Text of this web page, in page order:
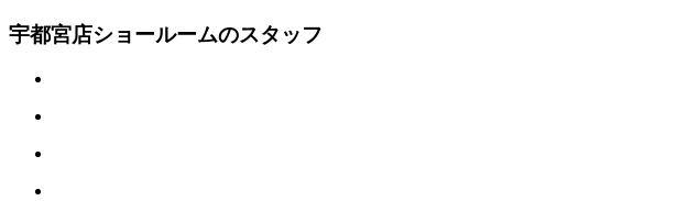
宇都宮店ショールームのスタッフ